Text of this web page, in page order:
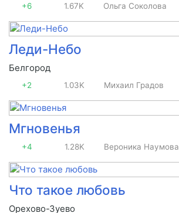
+6 1.67K Ольга Соколова
Леди-Небо
Белгород
+2 1.03K Михаил Градов
Мгновенья
+4 1.28K Вероника Наумова
Что такое любовь
Орехово-Зуево